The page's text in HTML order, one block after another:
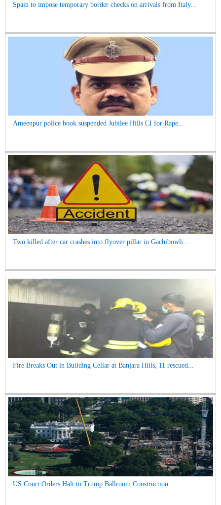
Spain to impose temporary border checks on arrivals from Italy...
Ameenpur police book suspended Jubilee Hills CI for Rape...
Two killed after car crashes into flyover pillar in Gachibowli...
Fire Breaks Out in Building Cellar at Banjara Hills, 11 rescued...
US Court Orders Halt to Trump Ballroom Construction...